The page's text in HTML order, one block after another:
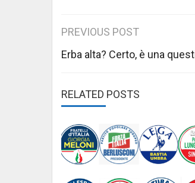
Post
navigation
PREVIOUS POST
Erba alta? Certo, è una
RELATED POSTS